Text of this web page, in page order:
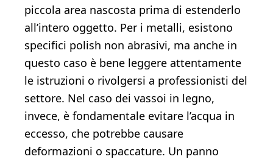
piccola area nascosta prima di estenderlo
all’intero oggetto. Per i metalli, esistono
specifici polish non abrasivi, ma anche in
questo caso è bene leggere attentamente
le istruzioni o rivolgersi a professionisti del
settore. Nel caso dei vassoi in legno,
invece, è fondamentale evitare l’acqua in
eccesso, che potrebbe causare
deformazioni o spaccature. Un panno